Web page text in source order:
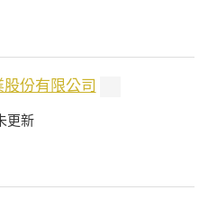
份有限公司
更新